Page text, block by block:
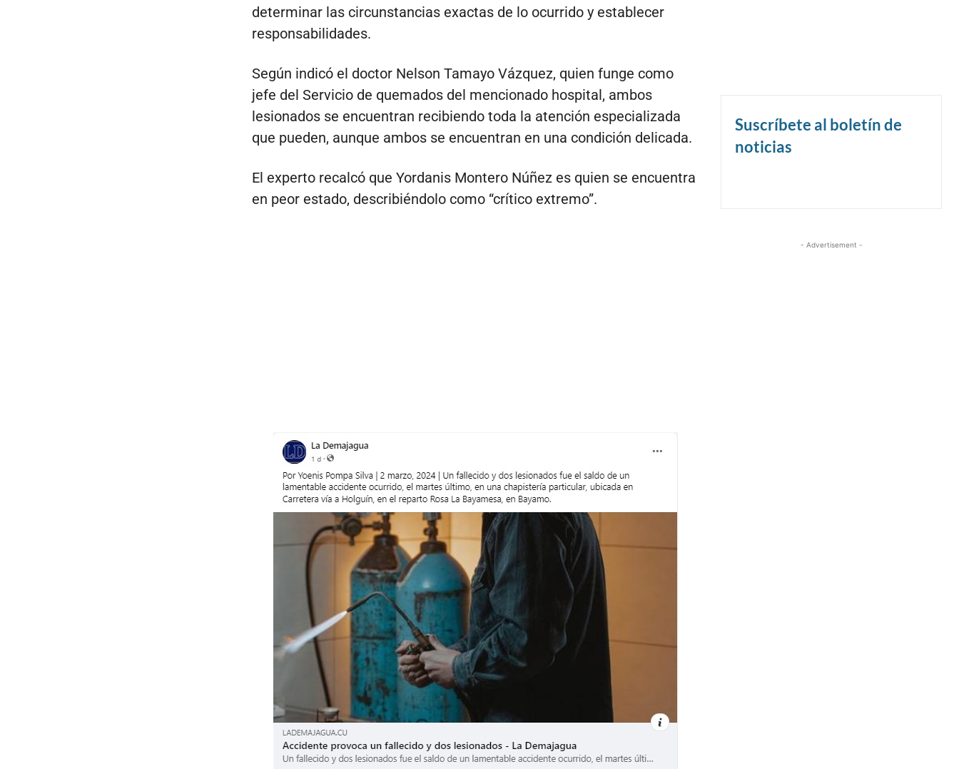
determinar las circunstancias exactas de lo ocurrido y establecer
responsabilidades.
Según indicó el doctor Nelson Tamayo Vázquez, quien funge como
jefe del Servicio de quemados del mencionado hospital, ambos
lesionados se encuentran recibiendo toda la atención especializada
que pueden, aunque ambos se encuentran en una condición delicada.
El experto recalcó que Yordanis Montero Núñez es quien se encuentra
en peor estado, describiéndolo como “crítico extremo”.
Suscríbete al boletín de
noticias
- Advertisement -